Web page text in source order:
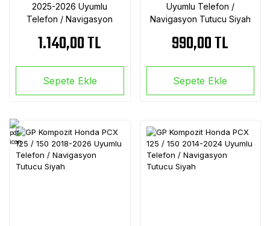
2025-2026 Uyumlu
Telefon / Navigasyon
1.140,00 TL
Sepete Ekle
Uyumlu Telefon /
Navigasyon Tutucu Siyah
990,00 TL
Sepete Ekle